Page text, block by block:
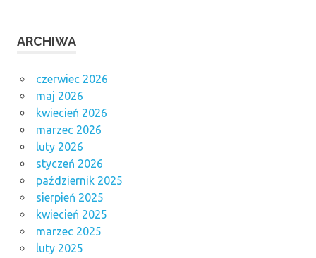
ARCHIWA
czerwiec 2026
maj 2026
kwiecień 2026
marzec 2026
luty 2026
styczeń 2026
październik 2025
sierpień 2025
kwiecień 2025
marzec 2025
luty 2025